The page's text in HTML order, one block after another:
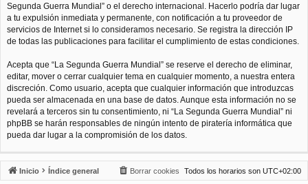
Segunda Guerra Mundial” o el derecho internacional. Hacerlo podría dar lugar
a tu expulsión inmediata y permanente, con notificación a tu proveedor de
servicios de Internet si lo consideramos necesario. Se registra la dirección IP
de todas las publicaciones para facilitar el cumplimiento de estas condiciones.
Acepta que “La Segunda Guerra Mundial” se reserve el derecho de eliminar,
editar, mover o cerrar cualquier tema en cualquier momento, a nuestra entera
discreción. Como usuario, acepta que cualquier información que introduzcas
pueda ser almacenada en una base de datos. Aunque esta información no se
revelará a terceros sin tu consentimiento, ni “La Segunda Guerra Mundial” ni
phpBB se harán responsables de ningún intento de piratería informática que
pueda dar lugar a la compromisión de los datos.
Inicio Índice general Todos los horarios son UTC+02:00
Borrar cookies